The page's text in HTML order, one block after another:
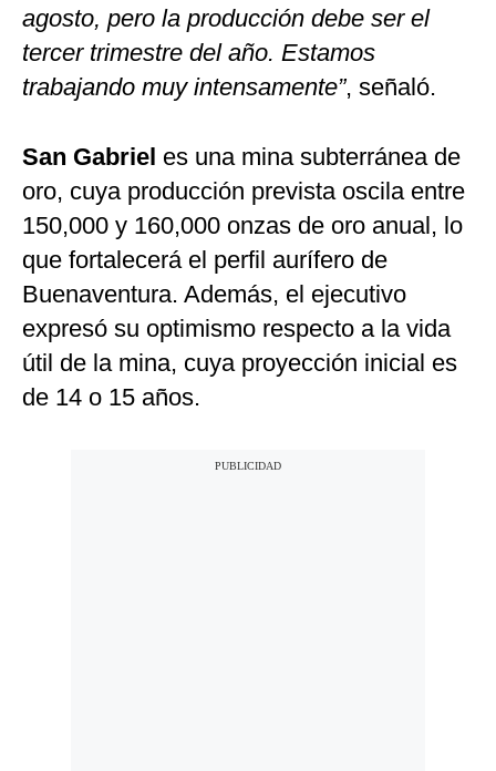
agosto, pero la producción debe ser el
tercer trimestre del año. Estamos
trabajando muy intensamente”, señaló.
San Gabriel es una mina subterránea de
oro, cuya producción prevista oscila entre
150,000 y 160,000 onzas de oro anual, lo
que fortalecerá el perfil aurífero de
Buenaventura. Además, el ejecutivo
expresó su optimismo respecto a la vida
útil de la mina, cuya proyección inicial es
de 14 o 15 años.